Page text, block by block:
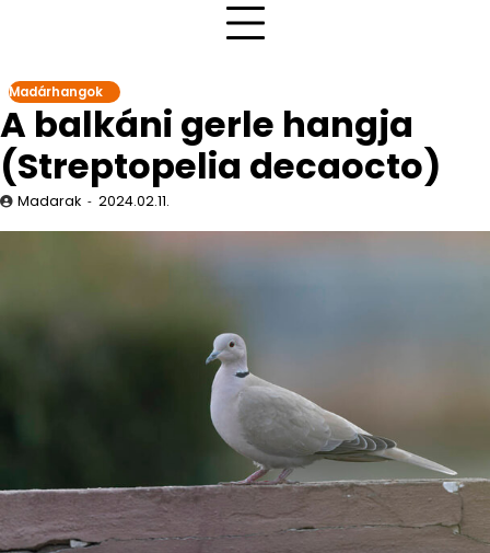
Madárhangok
A balkáni gerle hangja
(Streptopelia decaocto)
Madarak 2024.02.11.